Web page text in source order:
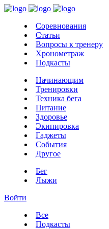
Соревнования
Статьи
Вопросы к тренеру
Хронометраж
Подкасты
Начинающим
Тренировки
Техника бега
Питание
Здоровье
Экипировка
Гаджеты
События
Другое
Бег
Лыжи
Войти
Все
Подкасты